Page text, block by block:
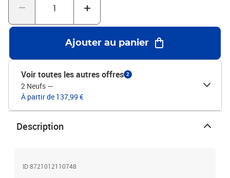
métal ajoutent un style moderne et calme à votre intérieur tout en
ce produit doit être utilisé avec le dispositif de fixation au mur
fourni.Couleur : chêne sonomaMatériau : bois d'ingénierie,
métalDimensions : 40 x 35 x 50 cm (L x l x H)L'assemblage est
requisLa livraison contient :2 x table de chevetLegal
Documents:Vous trouverez ici plus de détails sur la façon
d'empêcher vos meubles de basculer
Ajouter au panier
Voir toutes les autres offres 2
2 Neufs —
À partir de 137,99 €
Description
ID 8721012110748